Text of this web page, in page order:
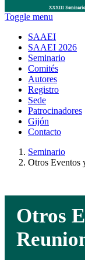
Toggle menu
SAAEI
SAAEI 2026
Seminario
Comités
Autores
Registro
Sede
Patrocinadores
Gijón
Contacto
Seminario
Otros Eventos
Otros